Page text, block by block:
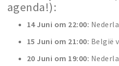
agenda!):
14 Juni om 22:00:
15 Juni om 21:00: België
20 Juni om 19:00: